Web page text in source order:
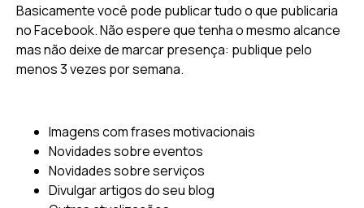
Basicamente você pode publicar tudo o que publicaria
no Facebook. Não espere que tenha o mesmo alcance
mas não deixe de marcar presença: publique pelo
menos 3 vezes por semana.
Imagens com frases motivacionais
Novidades sobre eventos
Novidades sobre serviços
Divulgar artigos do seu blog